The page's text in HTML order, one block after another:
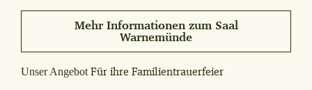
Mehr Informationen zum Saal
Warnemünde
Unser Angebot Für ihre Familientrauerfeier